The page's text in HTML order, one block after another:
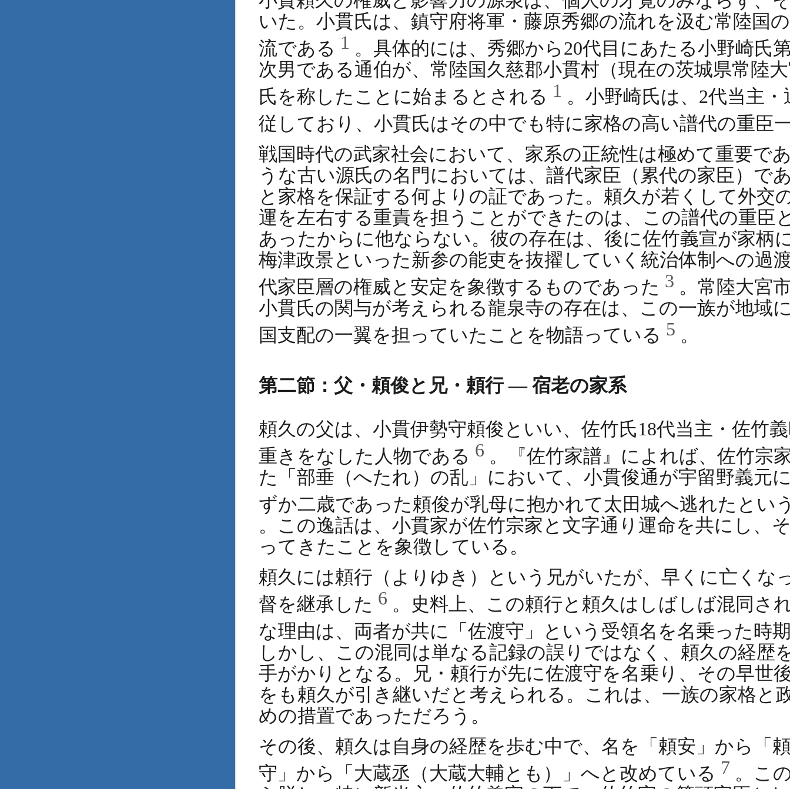
いた。小貫氏は、鎮守府将軍・藤原秀郷の流れを汲む常陸国
流である 1 。具体的には、秀郷から20代目にあたる小野崎氏
次男である通伯が、常陸国久慈郡小貫村（現在の茨城県常陸
氏を称したことに始まるとされる 1 。小野崎氏は、2代当主
従しており、小貫氏はその中でも特に家格の高い譜代の重臣
戦国時代の武家社会において、家系の正統性は極めて重要で
うな古い源氏の名門においては、譜代家臣（累代の家臣）で
と家格を保証する何よりの証であった。頼久が若くして外交
運を左右する重責を担うことができたのは、この譜代の重臣
あったからに他ならない。彼の存在は、後に佐竹義宣が家柄
梅津政景といった新参の能吏を抜擢していく統治体制への過
代家臣層の権威と安定を象徴するものであった 3 。常陸大宮
小貫氏の関与が考えられる龍泉寺の存在は、この一族が地域
国支配の一翼を担っていたことを物語っている 5 。
第二節：父・頼俊と兄・頼行 ― 宿老の家系
頼久の父は、小貫伊勢守頼俊といい、佐竹氏18代当主・佐竹
重きをなした人物である 6 。『佐竹家譜』によれば、佐竹宗
た「部垂（へたれ）の乱」において、小貫俊通が宇留野義元
ずか二歳であった頼俊が乳母に抱かれて太田城へ逃れたとい
。この逸話は、小貫家が佐竹宗家と文字通り運命を共にし、
ってきたことを象徴している。
頼久には頼行（よりゆき）という兄がいたが、早くに亡くな
督を継承した 6 。史料上、この頼行と頼久はしばしば混同さ
な理由は、両者が共に「佐渡守」という受領名を名乗った時
しかし、この混同は単なる記録の誤りではなく、頼久の経歴
手がかりとなる。兄・頼行が先に佐渡守を名乗り、その早世
をも頼久が引き継いだと考えられる。これは、一族の家格と
めの措置であっただろう。
その後、頼久は自身の経歴を歩む中で、名を「頼安」から「
守」から「大蔵丞（大蔵大輔とも）」へと改めている 7 。こ